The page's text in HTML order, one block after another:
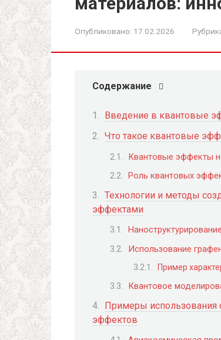
Опубликовано: 17.02.2026
Содержание
Введение в квантовые
Что такое квантовые
Квантовые эффекты
Роль квантовых
Технологии и методы
эффектами
Использование
Пример
Квантовое
Примеры использования
эффектов